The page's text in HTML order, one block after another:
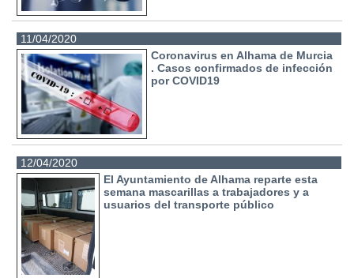
11/04/2020
Coronavirus en Alhama de Murcia
. Casos confirmados de infección
por COVID19
12/04/2020
El Ayuntamiento de Alhama reparte esta
semana mascarillas a trabajadores y a
usuarios del transporte público